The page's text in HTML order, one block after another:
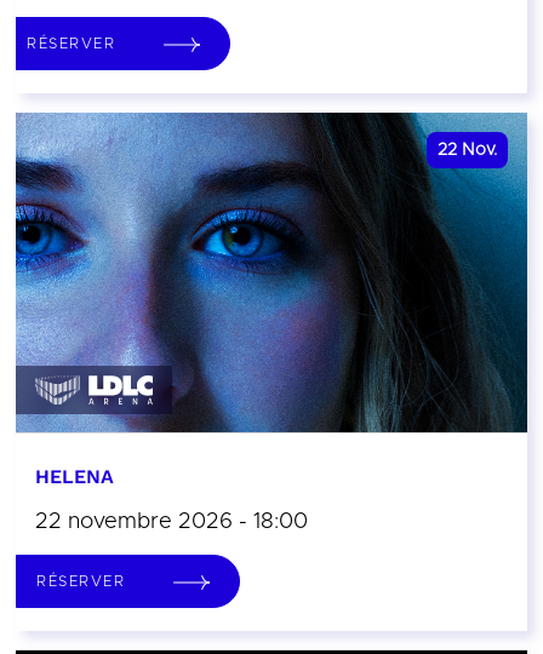
RÉSERVER
22 Nov.
HELENA
22 novembre 2026 - 18:00
RÉSERVER